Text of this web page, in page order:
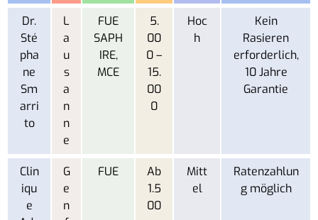
Dr.
Sté
pha
ne
Sm
arri
to
L
a
u
s
a
n
n
e
FUE
SAPH
IRE,
MCE
5.
00
0 –
15.
00
0
Hoc
h
Kein
Rasieren
erforderlich,
10 Jahre
Garantie
Clin
iqu
e
G
e
n
FUE
Ab
1.5
00
Mitt
el
Ratenzahlun
g möglich